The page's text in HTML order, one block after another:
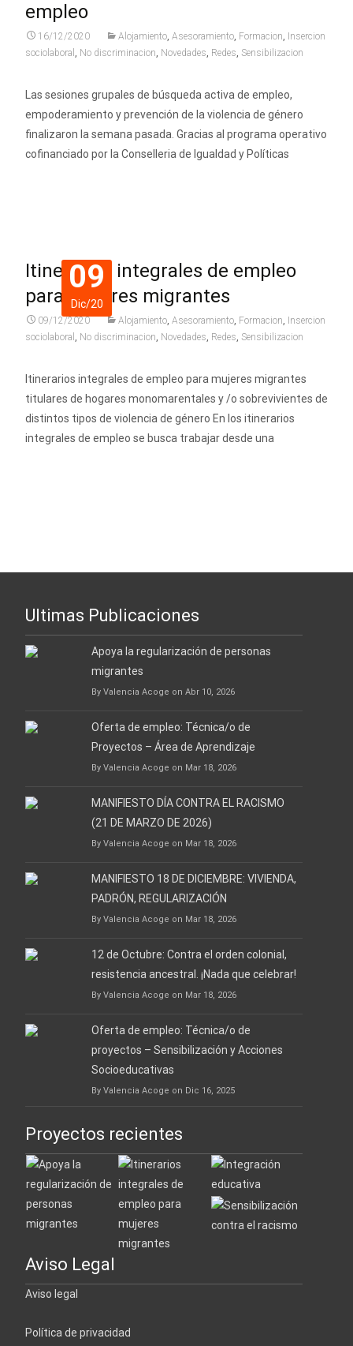
empleo
16/12/2020 Alojamiento, Asesoramiento, Formacion, Insercion
sociolaboral , No discriminacion, Novedades, Redes, Sensibilizacion
Las sesiones grupales de búsqueda activa de empleo,
empoderamiento y prevención de la violencia de género
finalizaron la semana pasada. Gracias al programa operativo
cofinanciado por la Conselleria de Igualdad y Políticas
09
Dic/20
Itinerarios integrales de empleo
para mujeres migrantes
09/12/2020 Alojamiento, Asesoramiento, Formacion, Insercion
sociolaboral , No discriminacion, Novedades, Redes, Sensibilizacion
Itinerarios integrales de empleo para mujeres migrantes
titulares de hogares monomarentales y /o sobrevivientes de
distintos tipos de violencia de género En los itinerarios
integrales de empleo se busca trabajar desde una
Ultimas Publicaciones
Apoya la regularización de personas
migrantes
By Valencia Acoge on Abr 10, 2026
Oferta de empleo: Técnica/o de
Proyectos – Área de Aprendizaje
By Valencia Acoge on Mar 18, 2026
MANIFIESTO DÍA CONTRA EL RACISMO
(21 DE MARZO DE 2026)
By Valencia Acoge on Mar 18, 2026
MANIFIESTO 18 DE DICIEMBRE: VIVIENDA,
PADRÓN, REGULARIZACIÓN
By Valencia Acoge on Mar 18, 2026
12 de Octubre: Contra el orden colonial,
resistencia ancestral. ¡Nada que celebrar!
By Valencia Acoge on Mar 18, 2026
Oferta de empleo: Técnica/o de
proyectos – Sensibilización y Acciones
Socioeducativas
By Valencia Acoge on Dic 16, 2025
Proyectos recientes
Aviso Legal
Aviso legal
Política de privacidad